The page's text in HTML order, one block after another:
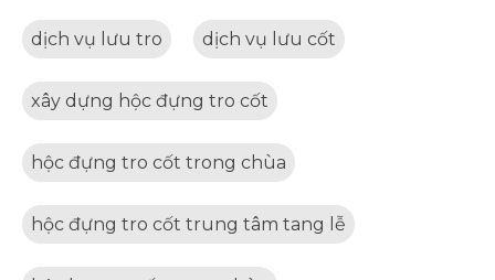
dịch vụ lưu tro dịch vụ lưu cốt
xây dựng hộc đựng tro cốt
hộc đựng tro cốt trong chùa
hộc đựng tro cốt trung tâm tang lễ